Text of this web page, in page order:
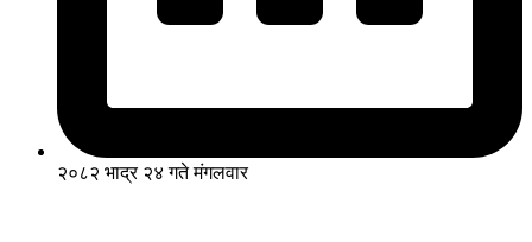
२०८२ भाद्र २४ गते मंगलवार